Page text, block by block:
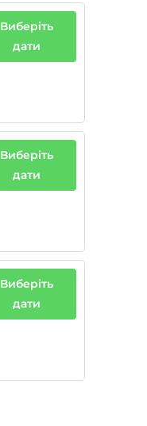
Виберіть
дати
Виберіть
дати
Виберіть
дати